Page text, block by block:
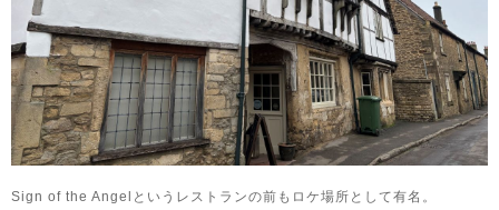
Sign of the Angelというレストランの前もロケ場所として有名。